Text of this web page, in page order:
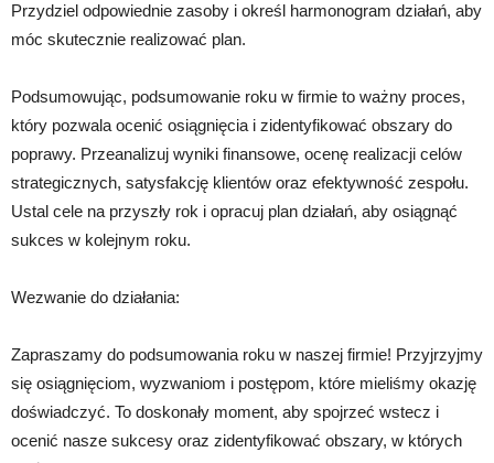
Przydziel odpowiednie zasoby i określ harmonogram działań, aby
móc skutecznie realizować plan.
Podsumowując, podsumowanie roku w firmie to ważny proces,
który pozwala ocenić osiągnięcia i zidentyfikować obszary do
poprawy. Przeanalizuj wyniki finansowe, ocenę realizacji celów
strategicznych, satysfakcję klientów oraz efektywność zespołu.
Ustal cele na przyszły rok i opracuj plan działań, aby osiągnąć
sukces w kolejnym roku.
Wezwanie do działania:
Zapraszamy do podsumowania roku w naszej firmie! Przyjrzyjmy
się osiągnięciom, wyzwaniom i postępom, które mieliśmy okazję
doświadczyć. To doskonały moment, aby spojrzeć wstecz i
ocenić nasze sukcesy oraz zidentyfikować obszary, w których